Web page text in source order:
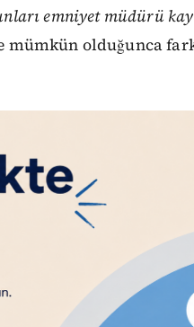
emniyet müdürü
olduğunca